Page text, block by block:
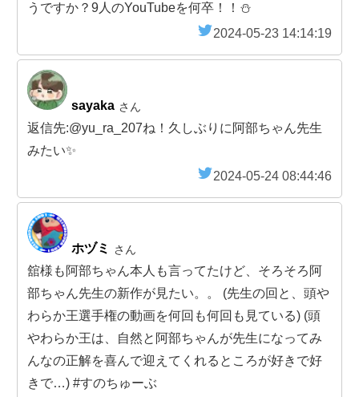
うですか？9人のYouTubeを何卒！！⛄️
2024-05-23 14:14:19
sayaka さん
返信先:@yu_ra_207ね！久しぶりに阿部ちゃん先生
みたい✨
2024-05-24 08:44:46
ホヅミ さん
舘様も阿部ちゃん本人も言ってたけど、そろそろ阿
部ちゃん先生の新作が見たい。。 (先生の回と、頭や
わらか王選手権の動画を何回も何回も見ている) (頭
やわらか王は、自然と阿部ちゃんが先生になってみ
んなの正解を喜んで迎えてくれるところが好きで好
きで…) #すのちゅーぶ